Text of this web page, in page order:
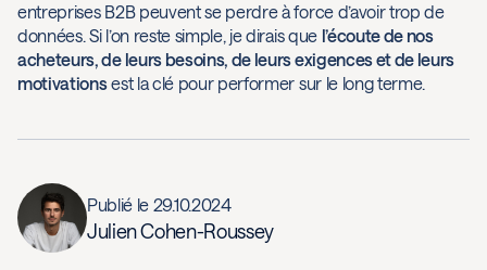
entreprises B2B peuvent se perdre à force d’avoir trop de
données. Si l’on reste simple, je dirais que l’écoute de nos
acheteurs, de leurs besoins, de leurs exigences et de leurs
motivationsest la clé pour performer sur le long terme.
Publié le 29.10.2024
Julien Cohen-Roussey